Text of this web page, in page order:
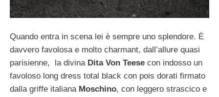
Quando entra in scena lei è sempre uno splendore. È
davvero favolosa e molto charmant, dall’allure quasi
parisienne, la divinaDita Von Teese con indosso un
favoloso long dress total black con pois dorati firmato
dalla griffe italiana Moschino, con leggero strascico e